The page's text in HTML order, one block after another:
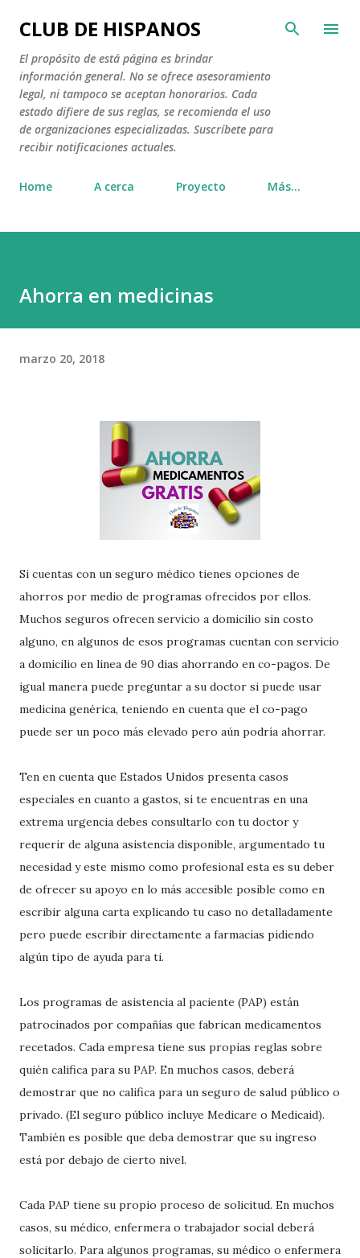
Ir al contenido principal
CLUB DE HISPANOS
El propósito de está página es brindar
información general. No se ofrece asesoramiento
legal, ni tampoco se aceptan honorarios. Cada
estado difiere de sus reglas, se recomienda el uso
de organizaciones especializadas. Suscríbete para
recibir notificaciones actuales.
Home A cerca Proyecto Más…
Ahorra en medicinas
marzo 20, 2018
Si cuentas con un seguro médico tienes opciones de
ahorros por medio de programas ofrecidos por ellos.
Muchos seguros ofrecen servicio a domicilio sin costo
alguno, en algunos de esos programas cuentan con servicio
a domicilio en linea de 90 dias ahorrando en co-pagos. De
igual manera puede preguntar a su doctor si puede usar
medicina genérica, teniendo en cuenta que el co-pago
puede ser un poco más elevado pero aún podría ahorrar.
Ten en cuenta que Estados Unidos presenta casos
especiales en cuanto a gastos, si te encuentras en una
extrema urgencia debes consultarlo con tu doctor y
requerir de alguna asistencia disponible, argumentado tu
necesidad y este mismo como profesional esta es su deber
de ofrecer su apoyo en lo más accesible posible como en
escribir alguna carta explicando tu caso no detalladamente
pero puede escribir directamente a farmacias pidiendo
algún tipo de ayuda para ti.
Los programas de asistencia al paciente (PAP) están
patrocinados por compañías que fabrican medicamentos
recetados. Cada empresa tiene sus propias reglas sobre
quién califica para su PAP. En muchos casos, deberá
demostrar que no califica para un seguro de salud público o
privado. (El seguro público incluye Medicare o Medicaid).
También es posible que deba demostrar que su ingreso
está por debajo de cierto nivel.
Cada PAP tiene su propio proceso de solicitud. En muchos
casos, su médico, enfermera o trabajador social deberá
solicitarlo. Para algunos programas, su médico o enfermera